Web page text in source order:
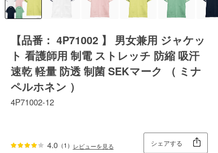
【品番： 4P71002 】 男女兼用 ジャケッ
ト 看護師用 制電 ストレッチ 防縮 吸汗
速乾 軽量 防透 制菌 SEKマーク （ ミナ
ペルホネン ）
4P71002-12
4.0 （1） レビューを見る シェアする